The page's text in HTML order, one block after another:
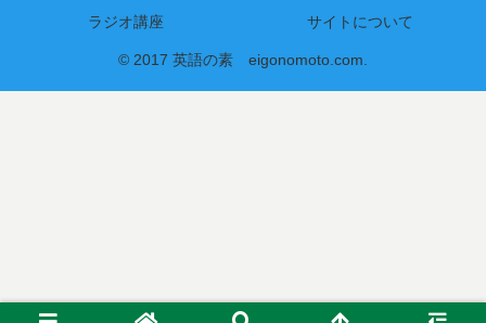
ラジオ講座
サイトについて
© 2017 英語の素 eigonomoto.com.